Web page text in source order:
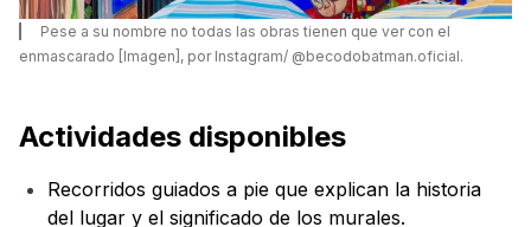
Pese a su nombre no todas las obras tienen que ver con el
enmascarado [Imagen], por Instagram/ @becodobatman.oficial.
Actividades disponibles
Recorridos guiados a pie que explican la historia
del lugar y el significado de los murales.